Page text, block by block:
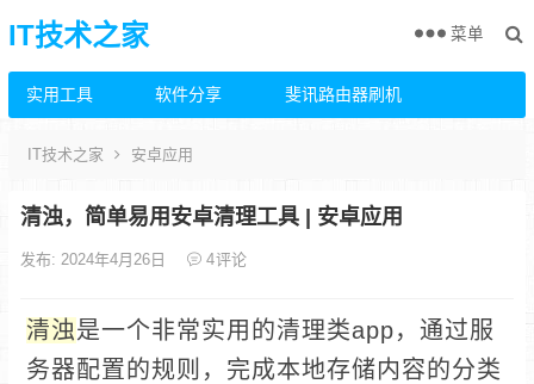
IT技术之家
实用工具 软件分享 斐讯路由器刷机
菜单
IT技术之家 安卓应用
清浊，简单易用安卓清理工具 | 安卓应用
发布: 2024年4月26日 4评论
清浊是一个非常实用的清理类app，通过服
务器配置的规则，完成本地存储内容的分类